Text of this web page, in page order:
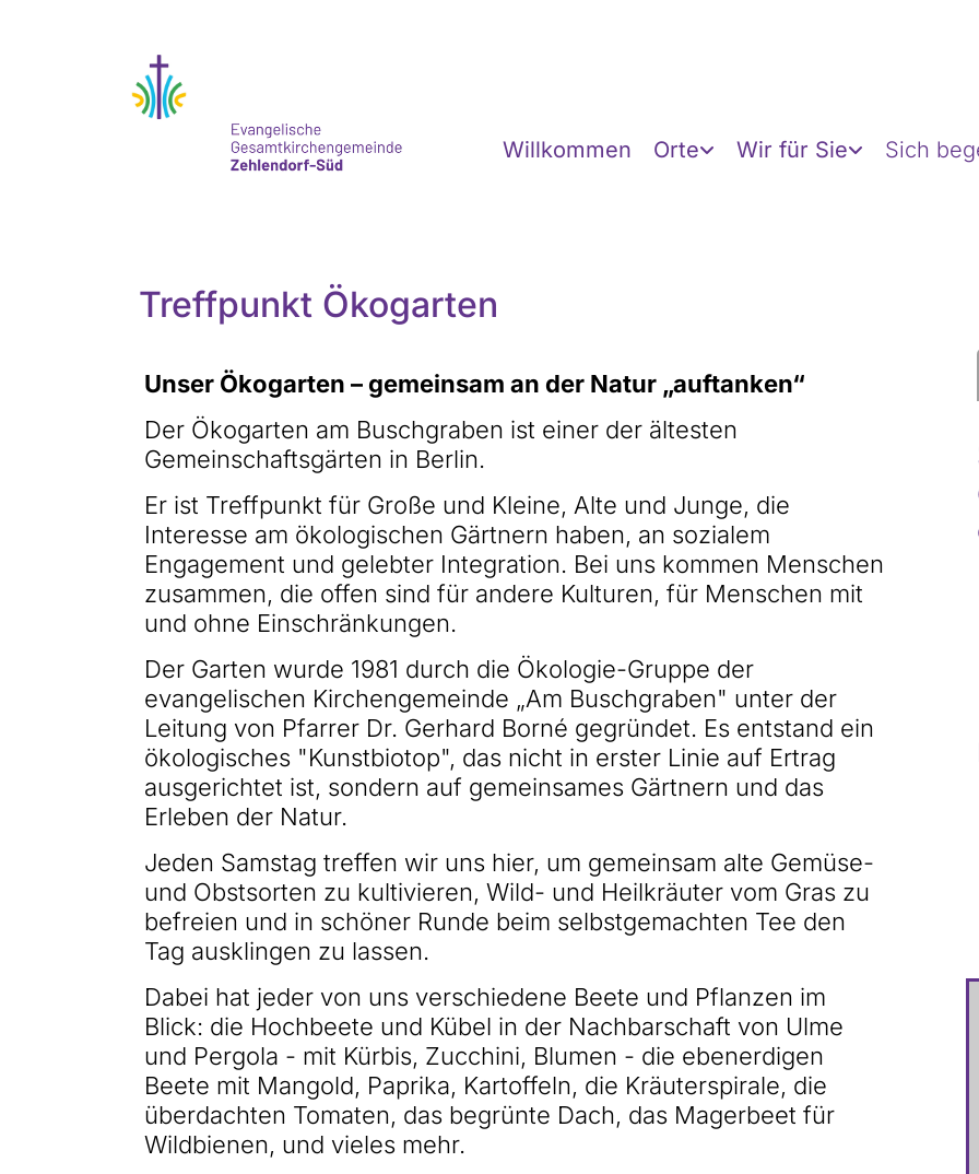
Willkommen Orte Wir für Sie Sich
Treffpunkt Ökogarten
Unser Ökogarten – gemeinsam an der Natur „auftanken“
Der Ökogarten am Buschgraben ist einer der ältesten
Gemeinschaftsgärten in Berlin.
Er ist Treffpunkt für Große und Kleine, Alte und Junge, die
Interesse am ökologischen Gärtnern haben, an sozialem
Engagement und gelebter Integration. Bei uns kommen Menschen
zusammen, die offen sind für andere Kulturen, für Menschen mit
und ohne Einschränkungen.
Der Garten wurde 1981 durch die Ökologie-Gruppe der
evangelischen Kirchengemeinde „Am Buschgraben" unter der
Leitung von Pfarrer Dr. Gerhard Borné gegründet. Es entstand ein
ökologisches "Kunstbiotop", das nicht in erster Linie auf Ertrag
ausgerichtet ist, sondern auf gemeinsames Gärtnern und das
Erleben der Natur.
Jeden Samstag treffen wir uns hier, um gemeinsam alte Gemüse-
und Obstsorten zu kultivieren, Wild- und Heilkräuter vom Gras zu
befreien und in schöner Runde beim selbstgemachten Tee den
Tag ausklingen zu lassen.
Dabei hat jeder von uns verschiedene Beete und Pflanzen im
Blick: die Hochbeete und Kübel in der Nachbarschaft von Ulme
und Pergola - mit Kürbis, Zucchini, Blumen - die ebenerdigen
Beete mit Mangold, Paprika, Kartoffeln, die Kräuterspirale, die
überdachten Tomaten, das begrünte Dach, das Magerbeet für
Wildbienen, und vieles mehr.